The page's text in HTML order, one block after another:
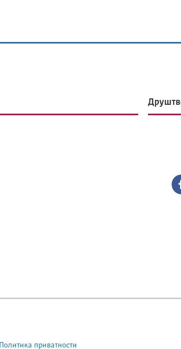
Политика приватности